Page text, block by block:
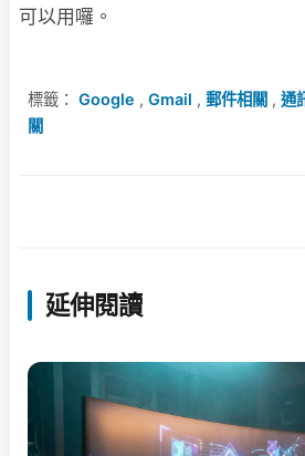
可以用囉。
標籤： Google , Gmail , 郵件相關 , 通
關
延伸閱讀